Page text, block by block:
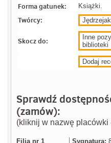
Forma gatunek: Książki.
Twórcy:
Skocz do:
Inne
biblioteki
Dodaj
Sprawdź
(zamów):
(kliknij w nazwę placówki
Filia nr 1
Sygnatura: